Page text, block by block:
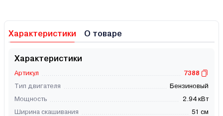
Характеристики О товаре
Характеристики
Артикул
7388
Тип двигателя
Бензиновый
Мощность
2.94 кВт
Ширина скашивания
51 см